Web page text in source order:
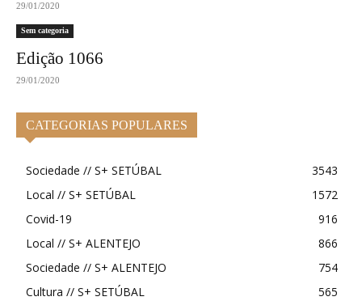
29/01/2020
Sem categoria
Edição 1066
29/01/2020
CATEGORIAS POPULARES
Sociedade // S+ SETÚBAL
3543
Local // S+ SETÚBAL
1572
Covid-19
916
Local // S+ ALENTEJO
866
Sociedade // S+ ALENTEJO
754
Cultura // S+ SETÚBAL
565